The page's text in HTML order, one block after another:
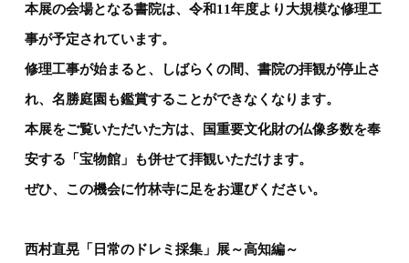
本展の会場となる書院は、令和11年度より大規模な修理工
事が予定されています。
修理工事が始まると、しばらくの間、書院の拝観が停止さ
れ、名勝庭園も鑑賞することができなくなります。
本展をご覧いただいた方は、国重要文化財の仏像多数を奉
安する「宝物館」も併せて拝観いただけます。
ぜひ、この機会に竹林寺に足をお運びください。
西村直晃「日常のドレミ採集」展～高知編～